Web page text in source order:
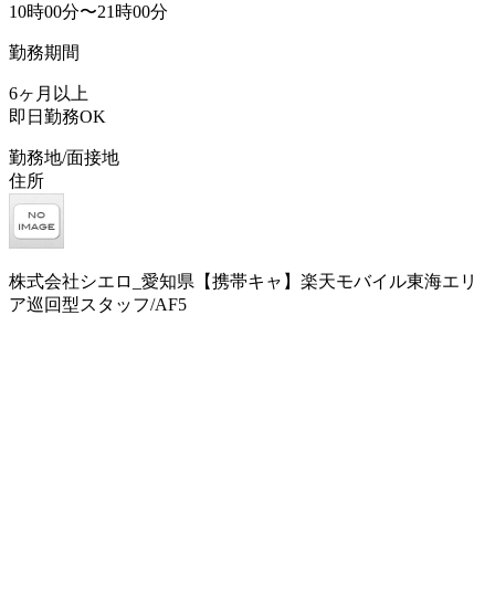
10時00分〜21時00分
勤務期間
6ヶ月以上
即日勤務OK
勤務地/面接地
住所
株式会社シエロ_愛知県【携帯キャ】楽天モバイル東海エリ
ア巡回型スタッフ/AF5